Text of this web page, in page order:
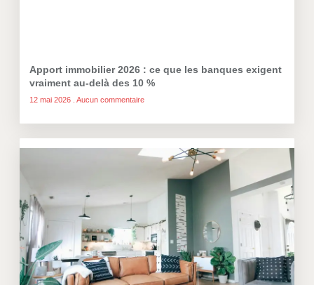
Apport immobilier 2026 : ce que les banques exigent
vraiment au-delà des 10 %
12 mai 2026 Aucun commentaire